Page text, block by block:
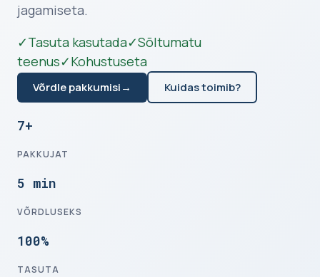
jagamiseta.
✓Tasuta kasutada✓Sõltumatu
teenus✓Kohustuseta
Võrdle pakkumisi→ Kuidas toimib?
7+
PAKKUJAT
5 min
VÕRDLUSEKS
100%
TASUTA